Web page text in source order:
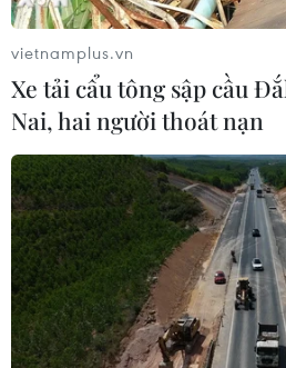
vietnamplus.vn
Xe tải cẩu tông sập cầu
Nai, hai người thoát nạn